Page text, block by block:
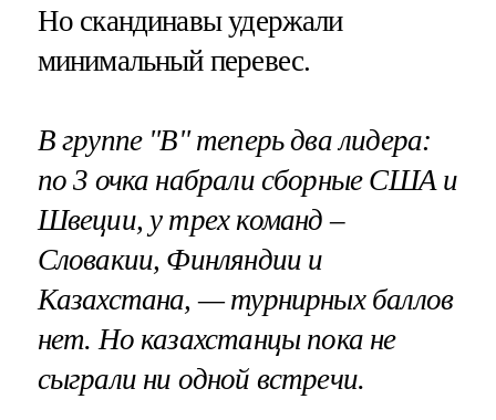
Но скандинавы удержали
минимальный перевес.
В группе "В" теперь два лидера:
по 3 очка набрали сборные США и
Швеции, у трех команд –
Словакии, Финляндии и
Казахстана, — турнирных баллов
нет. Но казахстанцы пока не
сыграли ни одной встречи.